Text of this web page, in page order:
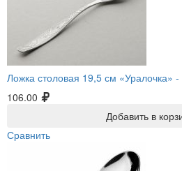
Ложка столовая 19,5 см «Уралочка» -
106.00
Добавить в
Сравнить